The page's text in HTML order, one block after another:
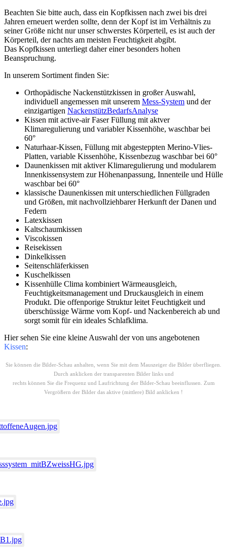
Beachten Sie bitte auch, dass ein Kopfkissen nach zwei bis drei
Jahren erneuert werden sollte, denn der Kopf ist im Verhältnis zu
seiner Größe nicht nur unser schwerstes Körperteil, es ist auch der
Körperteil, der nachts am meisten Feuchtigkeit abgibt.
Das Kopfkissen unterliegt daher einer besonders hohen
Beanspruchung.
In unserem Sortiment finden Sie:
Orthopädische Nackenstützkissen in großer Auswahl,
individuell angemessen mit unserem Mess-System und der
einzigartigen NackenstützBedarfsAnalyse
Kissen mit active-air Faser Füllung mit aktver
Klimaregulierung und variabler Kissenhöhe, waschbar bei
60°
Naturhaar-Kissen, Füllung mit abgesteppten Merino-Vlies-
Platten, variable Kissenhöhe, Kissenbezug waschbar bei 60°
Daunenkissen mit aktiver Klimaregulierung und modularem
Innenkissensystem zur Höhenanpassung, Innenteile und Hülle
waschbar bei 60°
klassische Daunenkissen mit unterschiedlichen Füllgraden
und Größen, mit nachvollziehbarer Herkunft der Danen und
Federn
Latexkissen
Kaltschaumkissen
Viscokissen
Reisekissen
Dinkelkissen
Seitenschläferkissen
Kuschelkissen
Kissenhülle Clima kombiniert Wärmeausgleich,
Feuchtigkeitsmanagement und Druckausgleich in einem
Produkt. Die offenporige Struktur leitet Feuchtigkeit und
überschüssige Wärme vom Kopf- und Nackenbereich ab und
sorgt somit für ein ideales Schlafklima.
Hier sehen Sie eine kleine Auswahl der von uns angebotenen
Kissen:
Sie können die Bilder-Schau anhalten, wenn Sie mit dem Mauszeiger die Bilder überfliegen.
Durch anklicken der transparenten Bilder links und
rechts können Sie die Frequenz und Laufrichtung der Bilder-Schau beeinflussen. Zum
Vergrößern der Bilder das aktive (mittlere) Bild anklicken !